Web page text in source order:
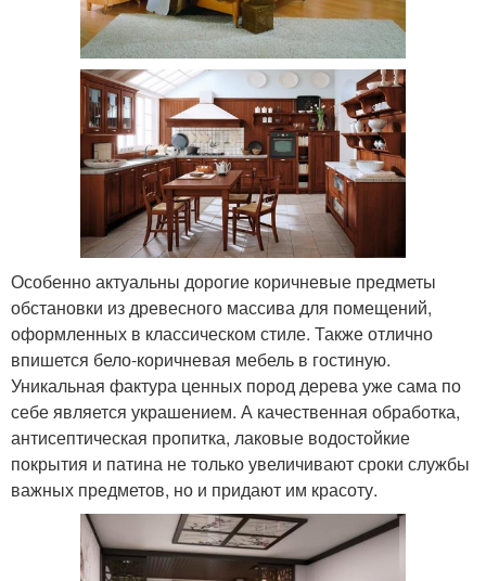
Особенно актуальны дорогие коричневые предметы
обстановки из древесного массива для помещений,
оформленных в классическом стиле. Также отлично
впишется бело-коричневая мебель в гостиную.
Уникальная фактура ценных пород дерева уже сама по
себе является украшением. А качественная обработка,
антисептическая пропитка, лаковые водостойкие
покрытия и патина не только увеличивают сроки службы
важных предметов, но и придают им красоту.